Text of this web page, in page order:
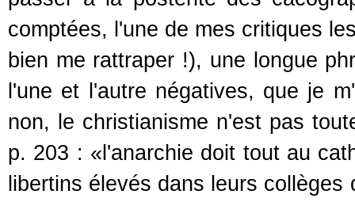
comptées, l'une de mes critiques
bien me rattraper !), une longue
l'une et l'autre négatives, que je
non, le christianisme n'est pas
p. 203 : «l'anarchie doit tout au
libertins élevés dans leurs